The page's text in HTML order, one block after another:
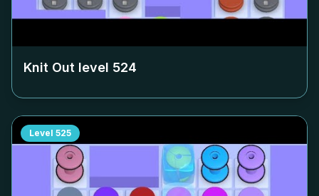
Knit Out level 524
Level 525